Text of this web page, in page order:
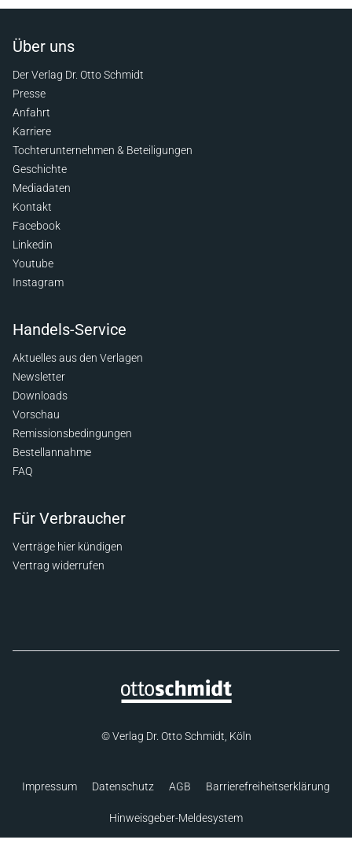
Über uns
Der Verlag Dr. Otto Schmidt
Presse
Anfahrt
Karriere
Tochterunternehmen & Beteiligungen
Geschichte
Mediadaten
Kontakt
Facebook
Linkedin
Youtube
Instagram
Handels-Service
Aktuelles aus den Verlagen
Newsletter
Downloads
Vorschau
Remissionsbedingungen
Bestellannahme
FAQ
Für Verbraucher
Verträge hier kündigen
Vertrag widerrufen
© Verlag Dr. Otto Schmidt, Köln
Impressum Datenschutz AGB Barrierefreiheitserklärung
Hinweisgeber-Meldesystem